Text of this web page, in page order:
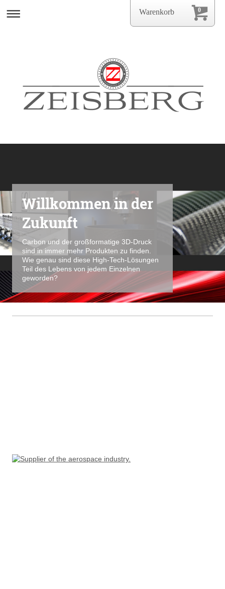
Willkommen in der
Zukunft
Carbon und der großformatige 3D-Druck
sind in immer mehr Produkten zu finden.
Wie genau sind diese High-Tech-Lösungen
Teil des Lebens von jedem Einzelnen
geworden?
0
Warenkorb